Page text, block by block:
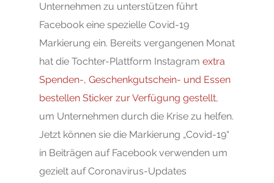
Unternehmen zu unterstützen führt
Facebook eine spezielle Covid-19
Markierung ein. Bereits vergangenen Monat
hat die Tochter-Plattform Instagram extra
Spenden-, Geschenkgutschein- und Essen
bestellen Sticker zur Verfügung gestellt,
um Unternehmen durch die Krise zu helfen.
Jetzt können sie die Markierung „Covid-19“
in Beiträgen auf Facebook verwenden um
gezielt auf Coronavirus-Updates